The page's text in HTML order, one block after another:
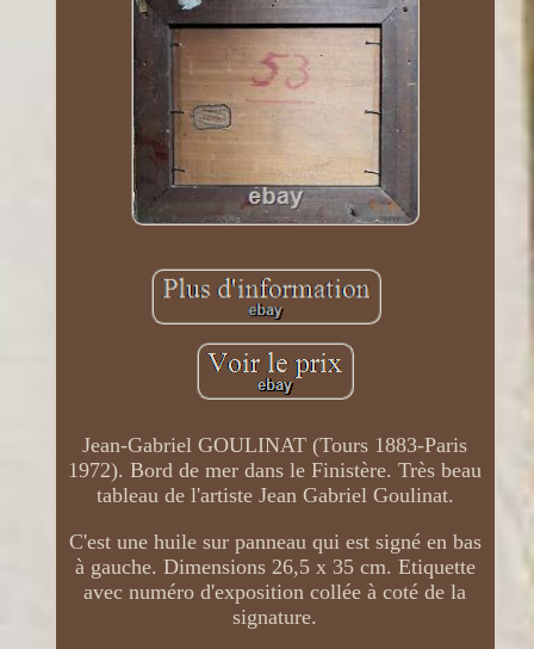
Jean-Gabriel GOULINAT (Tours 1883-Paris
1972). Bord de mer dans le Finistère. Très beau
tableau de l'artiste Jean Gabriel Goulinat.
C'est une huile sur panneau qui est signé en bas
à gauche. Dimensions 26,5 x 35 cm. Etiquette
avec numéro d'exposition collée à coté de la
signature.